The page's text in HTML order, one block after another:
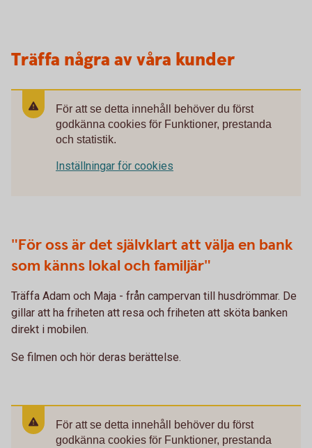
Träffa några av våra kunder
För att se detta innehåll behöver du först
godkänna cookies för Funktioner, prestanda
och statistik.
Inställningar för cookies
"För oss är det självklart att välja en bank
som känns lokal och familjär"
Träffa Adam och Maja - från campervan till husdrömmar. De
gillar att ha friheten att resa och friheten att sköta banken
direkt i mobilen.
Se filmen och hör deras berättelse.
För att se detta innehåll behöver du först
godkänna cookies för Funktioner, prestanda